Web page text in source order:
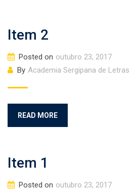
Item 2
Posted on outubro 23, 2017
By Academia Sergipana de Letras
READ MORE
Item 1
Posted on outubro 23, 2017